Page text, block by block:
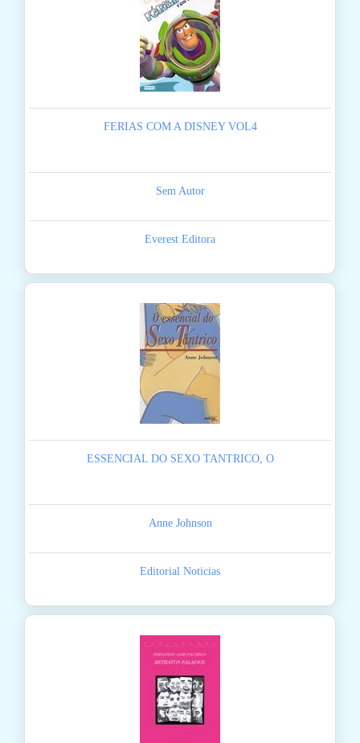
FERIAS COM A DISNEY VOL4
Sem Autor
Everest Editora
ESSENCIAL DO SEXO TANTRICO, O
Anne Johnson
Editorial Noticias